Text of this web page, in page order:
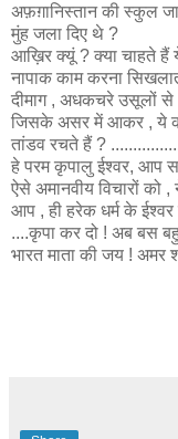
अफ़ग़ानिस्तान की स्कुल
मुंह जला दिए थे ?
आख़िर क्यूं ? क्या चाहते हैं
नापाक काम करना
दीमाग , अधकचरे उसूलों से
जिसके असर में आकर , ये
तांडव रचते हैं ?
हे परम कृपालु ईश्वर, आप
ऐसे अमानवीय विचारों को
आप , ही हरेक धर्म के ईश्वर
....कृपा कर दो ! अब बस
भारत माता की जय ! अमर